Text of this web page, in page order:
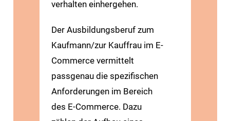
verhalten einhergehen.
Der Ausbildungs­beruf zum
Kaufmann/zur Kauffrau im E-
Commerce vermittelt
passgenau die spezifischen
Anforderungen im Bereich
des E-Commerce. Dazu